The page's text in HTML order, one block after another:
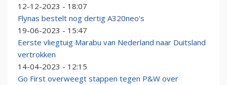
12-12-2023 - 18:07
Flynas bestelt nog dertig A320neo's
19-06-2023 - 15:47
Eerste vliegtuig Marabu van Nederland naar Duitsland
vertrokken
14-04-2023 - 12:15
Go First overweegt stappen tegen P&W over